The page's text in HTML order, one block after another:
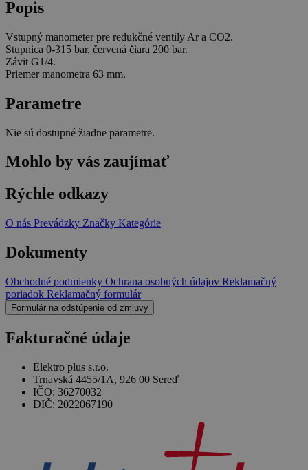
Popis
Vstupný manometer pre redukčné ventily Ar a CO2.
Stupnica 0-315 bar, červená čiara 200 bar.
Závit G1/4.
Priemer manometra 63 mm.
Parametre
Nie sú dostupné žiadne parametre.
Mohlo by vás zaujímať
Rýchle odkazy
O nás Prevádzky Značky Kategórie
Dokumenty
Obchodné podmienky Ochrana osobných údajov Reklamačný
poriadok Reklamačný formulár
Formulár na odstúpenie od zmluvy
Fakturačné údaje
Elektro plus s.r.o.
Trnavská 4455/1A, 926 00 Sereď
IČO: 36270032
DIČ: 2022067190